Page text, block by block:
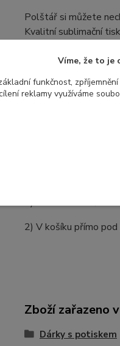
Polštář si můžete
Kvalitní sublimační
Rozměr
38x38 cm.
Potisk do velikosti
Postup
1) Vložíte do košíku
2) V košíku přímo
Zboží zařazeno
Dárky s potiskem
Víme, že to je
funkčnost,
reklamy využíváme